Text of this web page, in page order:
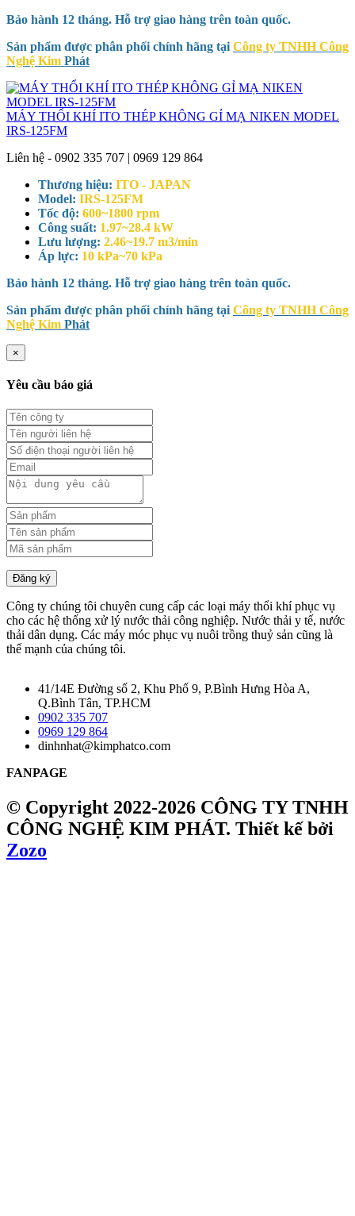
Bảo hành 12 tháng. Hỗ trợ giao hàng trên toàn quốc.
Sản phẩm được phân phối chính hãng tại Công ty TNHH Công
Nghệ Kim Phát
MÁY THỔI KHÍ ITO THÉP KHÔNG GỈ MẠ NIKEN MODEL
IRS-125FM
Liên hệ - 0902 335 707 | 0969 129 864
Thương hiệu: ITO - JAPAN
Model: IRS-125FM
Tốc độ: 600~1800 rpm
Công suất: 1.97~28.4 kW
Lưu lượng: 2.46~19.7 m3/min
Áp lực: 10 kPa~70 kPa
Bảo hành 12 tháng. Hỗ trợ giao hàng trên toàn quốc.
Sản phẩm được phân phối chính hãng tại Công ty TNHH Công
Nghệ Kim Phát
×
Yêu cầu báo giá
Đăng ký
Công ty chúng tôi chuyên cung cấp các loại máy thổi khí phục vụ
cho các hệ thống xử lý nước thải công nghiệp. Nước thải y tế, nước
thải dân dụng. Các máy móc phục vụ nuôi trồng thuỷ sản cũng là
thế mạnh của chúng tôi.
41/14E Đường số 2, Khu Phố 9, P.Bình Hưng Hòa A,
Q.Bình Tân, TP.HCM
0902 335 707
0969 129 864
dinhnhat@kimphatco.com
FANPAGE
© Copyright 2022-2026 CÔNG TY TNHH
CÔNG NGHỆ KIM PHÁT. Thiết kế bởi
Zozo